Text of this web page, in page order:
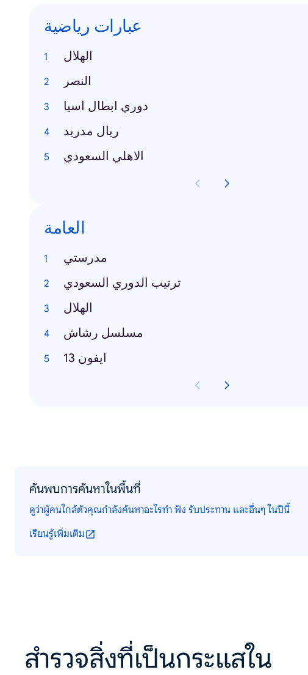
عبارات رياضية
الهلال
النصر
دوري ابطال اسيا
ريال مدريد
الاهلي السعودي
العامة
مدرستي
ترتيب الدوري السعودي
الهلال
مسلسل رشاش
ايفون 13
ค้นพบการค้นหาในพื้นที่
ดูว่าผู้คนใกล้ตัวคุณกำลังค้นหาอะไรทำ ฟัง รับประทาน และอื่นๆ ในปีนี้
เรียนรู้เพิ่มเติม
สำรวจสิ่งที่เป็นกระแสใน